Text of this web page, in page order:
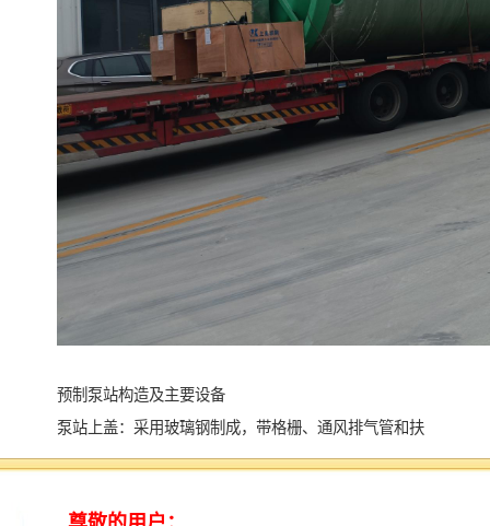
预制泵站构造及主要设备
泵站上盖：采用玻璃钢制成，带格栅、通风排气管和扶
手。